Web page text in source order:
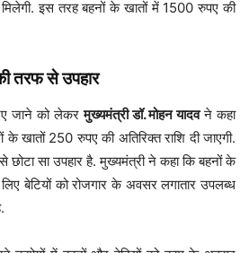
इस तरह बहनों के खातों में 1500 रुपए की
तरफ से उपहार
जाने को लेकरमुख्यमंत्री डॉ. मोहन यादवने कहा
खातों 250 रुपए की अतिरिक्त राशि दी जाएगी.
छोटा सा उपहार है. मुख्यमंत्री ने कहा कि बहनों के
बेटियों को रोजगार के अवसर लगातार उपलब्ध